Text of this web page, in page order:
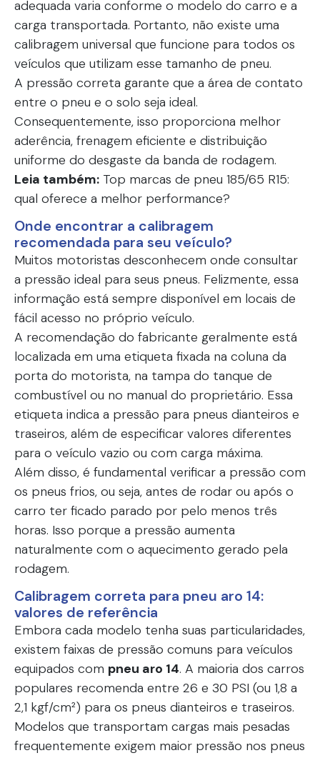
adequada varia conforme o modelo do carro e a
carga transportada. Portanto, não existe uma
calibragem universal que funcione para todos os
veículos que utilizam esse tamanho de pneu.
A pressão correta garante que a área de contato
entre o pneu e o solo seja ideal.
Consequentemente, isso proporciona melhor
aderência, frenagem eficiente e distribuição
uniforme do desgaste da banda de rodagem.
Leia também: Top marcas de pneu 185/65 R15:
qual oferece a melhor performance?
Onde encontrar a calibragem
recomendada para seu veículo?
Muitos motoristas desconhecem onde consultar
a pressão ideal para seus pneus. Felizmente, essa
informação está sempre disponível em locais de
fácil acesso no próprio veículo.
A recomendação do fabricante geralmente está
localizada em uma etiqueta fixada na coluna da
porta do motorista, na tampa do tanque de
combustível ou no manual do proprietário. Essa
etiqueta indica a pressão para pneus dianteiros e
traseiros, além de especificar valores diferentes
para o veículo vazio ou com carga máxima.
Além disso, é fundamental verificar a pressão com
os pneus frios, ou seja, antes de rodar ou após o
carro ter ficado parado por pelo menos três
horas. Isso porque a pressão aumenta
naturalmente com o aquecimento gerado pela
rodagem.
Calibragem correta para pneu aro 14:
valores de referência
Embora cada modelo tenha suas particularidades,
existem faixas de pressão comuns para veículos
equipados com pneu aro 14. A maioria dos carros
populares recomenda entre 26 e 30 PSI (ou 1,8 a
2,1 kgf/cm²) para os pneus dianteiros e traseiros.
Modelos que transportam cargas mais pesadas
frequentemente exigem maior pressão nos pneus